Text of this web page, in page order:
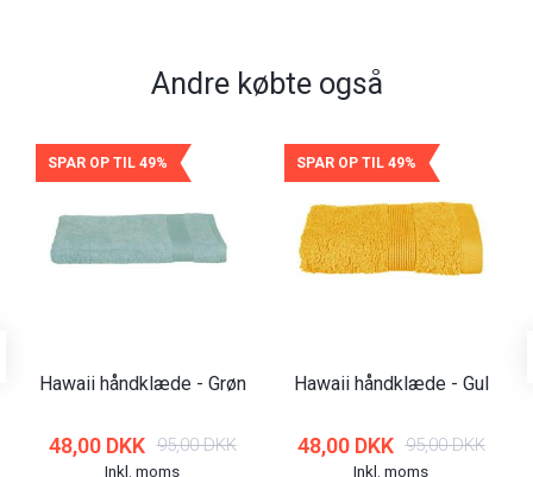
Andre købte også
SPAR OP TIL 49%
Hawaii håndklæde - Grøn
48,00 DKK 95,00 DKK
Inkl. moms
SPAR OP TIL 49%
Hawaii håndklæde - Gul
48,00 DKK 95,00 DKK
Inkl. moms